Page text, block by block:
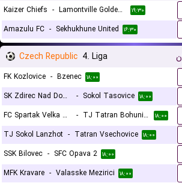
Kaizer Chiefs - Lamontville Golden Arrows ۱۹:۳۰
Amazulu FC - Sekhukhune United ۱۶:۳۰
Czech Republic 4. Liga
FK Kozlovice - Bzenec ۱۸:۰۰
SK Zdirec Nad Doubravou
- Sokol Tasovice ۱۸:۰۰
FC Spartak Velka Bites
- TJ Tatran Bohunice ۱۸:۰۰
TJ Sokol Lanzhot - Tatran Vsechovice ۱۸:۰۰
SSK Bilovec - SFC Opava 2 ۱۸:۰۰
MFK Kravare - Valasske Mezirici ۱۸:۰۰